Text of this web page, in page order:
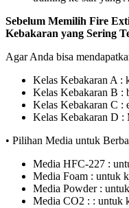
Sebelum Memilih Fire
Kebakaran yang Sering
Agar Anda bisa
Kelas Kebakaran A :
Kelas Kebakaran B :
Kelas Kebakaran C :
Kelas Kebakaran D :
• Pilihan Media untuk
Media HFC-227 :
Media Foam : untuk
Media Powder :
Media CO2 : : untuk